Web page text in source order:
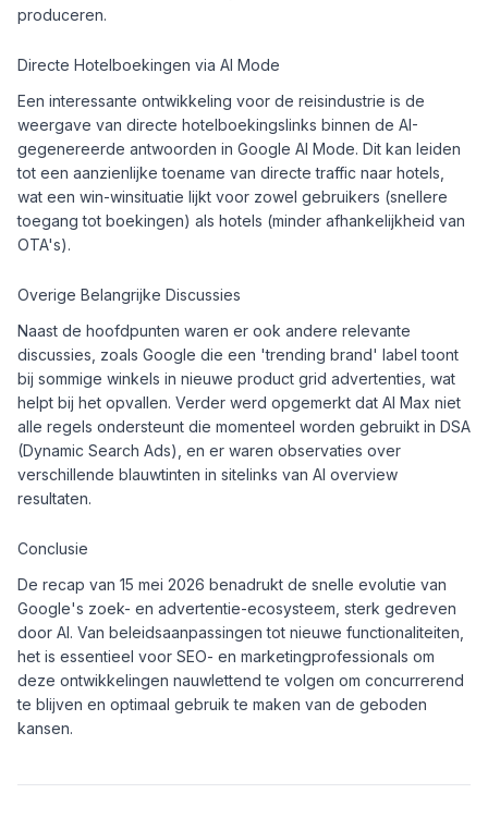
produceren.
Directe Hotelboekingen via AI Mode
Een interessante ontwikkeling voor de reisindustrie is de
weergave van directe hotelboekingslinks binnen de AI-
gegenereerde antwoorden in Google AI Mode. Dit kan leiden
tot een aanzienlijke toename van directe traffic naar hotels,
wat een win-winsituatie lijkt voor zowel gebruikers (snellere
toegang tot boekingen) als hotels (minder afhankelijkheid van
OTA's).
Overige Belangrijke Discussies
Naast de hoofdpunten waren er ook andere relevante
discussies, zoals Google die een 'trending brand' label toont
bij sommige winkels in nieuwe product grid advertenties, wat
helpt bij het opvallen. Verder werd opgemerkt dat AI Max niet
alle regels ondersteunt die momenteel worden gebruikt in DSA
(Dynamic Search Ads), en er waren observaties over
verschillende blauwtinten in sitelinks van AI overview
resultaten.
Conclusie
De recap van 15 mei 2026 benadrukt de snelle evolutie van
Google's zoek- en advertentie-ecosysteem, sterk gedreven
door AI. Van beleidsaanpassingen tot nieuwe functionaliteiten,
het is essentieel voor SEO- en marketingprofessionals om
deze ontwikkelingen nauwlettend te volgen om concurrerend
te blijven en optimaal gebruik te maken van de geboden
kansen.